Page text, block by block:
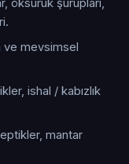
öksürük şurupları,
ve mevsimsel
ishal / kabızlık
mantar